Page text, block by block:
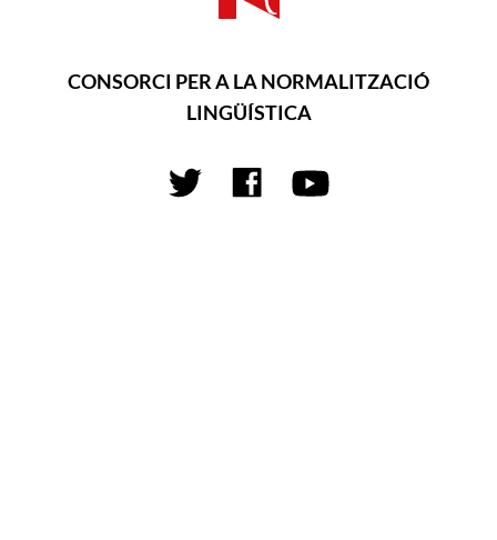
CONSORCI PER A LA NORMALITZACIÓ
LINGÜÍSTICA